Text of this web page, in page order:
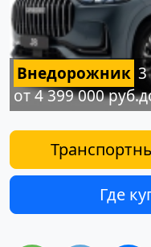
Внедорожник 3
от 4 399 000
Где